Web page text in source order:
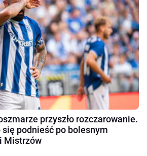
przyszło rozczarowanie.
podnieść po bolesnym
Mistrzów